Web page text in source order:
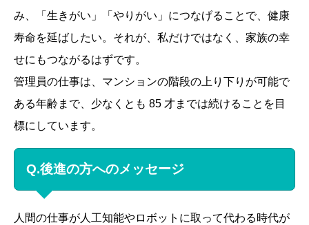
み、「生きがい」「やりがい」につなげることで、健康
寿命を延ばしたい。それが、私だけではなく、家族の幸
せにもつながるはずです。
管理員の仕事は、マンションの階段の上り下りが可能で
ある年齢まで、少なくとも 85 才までは続けることを目
標にしています。
Q.後進の方へのメッセージ
人間の仕事が人工知能やロボットに取って代わる時代が